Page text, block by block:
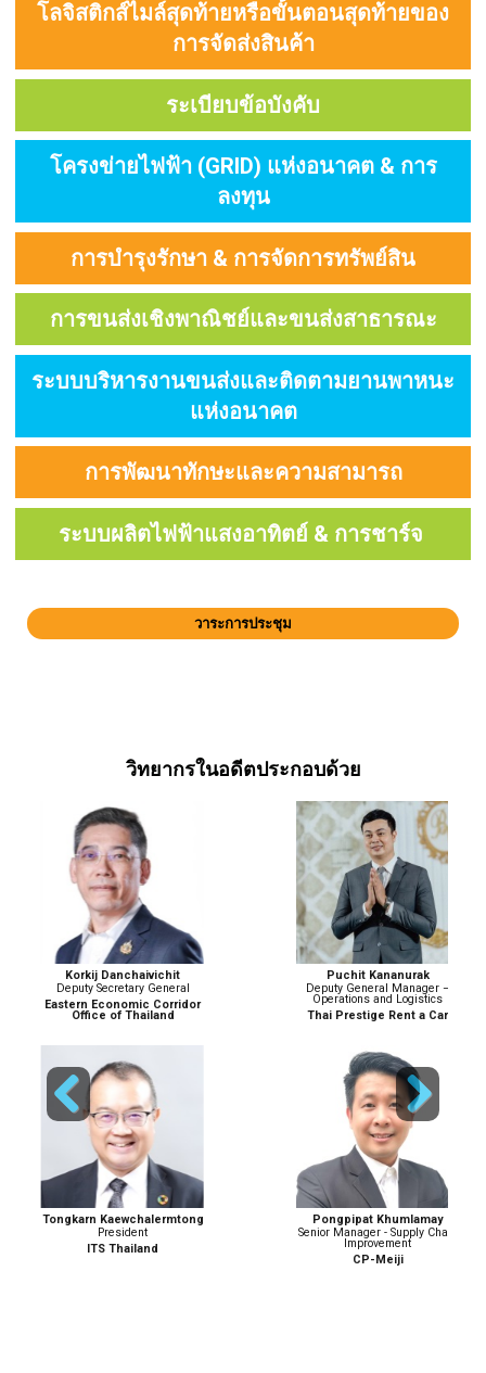
โลจิสติกส์ไมล์สุดท้ายหรือขั้นตอนสุดท้ายของ
การจัดส่งสินค้า
ระเบียบข้อบังคับ
โครงข่ายไฟฟ้า (GRID) แห่งอนาคต & การ
ลงทุน
การบำรุงรักษา & การจัดการทรัพย์สิน
การขนส่งเชิงพาณิชย์และขนส่งสาธารณะ
ระบบบริหารงานขนส่งและติดตามยานพาหนะ
แห่งอนาคต
การพัฒนาทักษะและความสามารถ
ระบบผลิตไฟฟ้าแสงอาทิตย์ & การชาร์จ
วาระการประชุม
วิทยากรในอดีตประกอบด้วย
Korkij Danchaivichit
Deputy Secretary General
Eastern Economic Corridor
Office of Thailand
Tongkarn Kaewchalermtong
President
ITS Thailand
Puchit Kananurak
Deputy General Manager –
Operations and Logistics
Thai Prestige Rent a Car
Pongpipat Khumlamay
Senior Manager - Supply Chain
Improvement
CP-Meiji
Previous Next